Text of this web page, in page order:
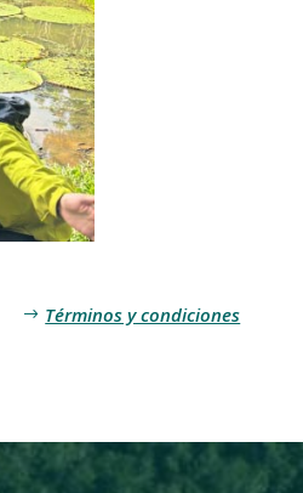
Términos y condiciones